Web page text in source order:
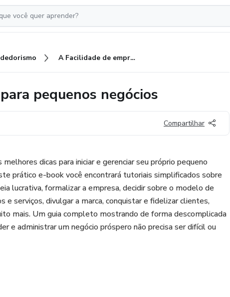
A Facilidade de empreender para pequenos negócios
pequenos negócios
Compartilhar
dicas para iniciar e gerenciar seu próprio pequeno
prático e-book você encontrará tutoriais simplificados sobre
lucrativa, formalizar a empresa, decidir sobre o modelo de
e serviços, divulgar a marca, conquistar e fidelizar clientes,
mais. Um guia completo mostrando de forma descomplicada
e administrar um negócio próspero não precisa ser difícil ou